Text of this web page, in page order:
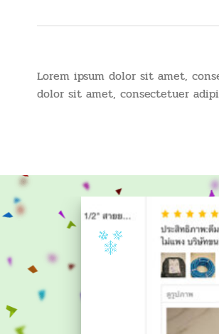
Lorem ipsum dolor sit amet,
dolor sit amet, consectetuer